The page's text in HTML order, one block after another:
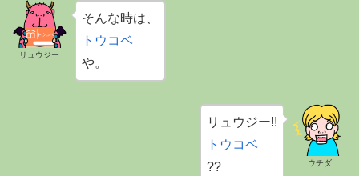
リュウジー
そんな時は、
トウコベ
や。
ウチダ
リュウジー!!
トウコベ
??